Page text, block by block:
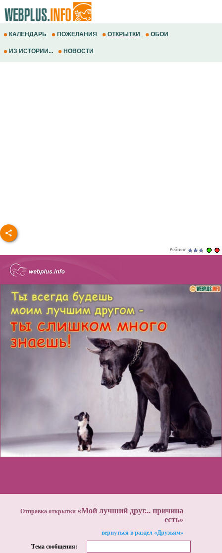
КАЛЕНДАРЬ ПОЖЕЛАНИЯ ОТКРЫТКИ ОБОИ
ИЗ ИСТОРИИ... НОВОСТИ
Рейтинг
Отправка открытки «Мой лучший друг... причина
есть»
вернуться в раздел «Друзьям»
Тема сообщения: